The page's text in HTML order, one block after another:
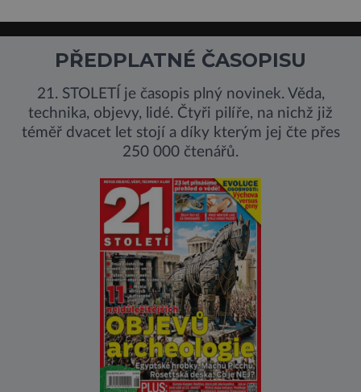
PŘEDPLATNÉ ČASOPISU
21. STOLETÍ je časopis plný novinek. Věda,
technika, objevy, lidé. Čtyři pilíře, na nichž již
téměř dvacet let stojí a díky kterým jej čte přes
250 000 čtenářů.